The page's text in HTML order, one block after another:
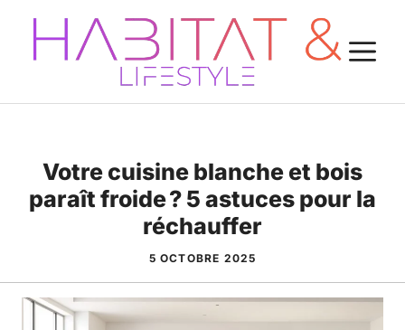
Aller
contenu
Votre cuisine blanche et bois
paraît froide ? 5 astuces pour la
réchauffer
5 OCTOBRE 2025